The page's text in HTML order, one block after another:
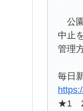
公
中止
管理
毎日
★1